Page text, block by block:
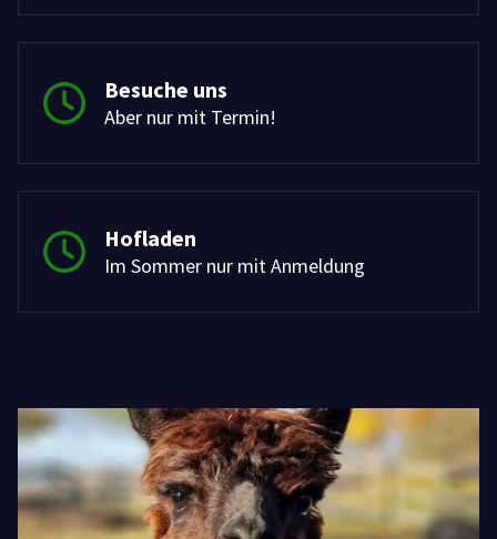
Besuche uns
Aber nur mit Termin!
Hofladen
Im Sommer nur mit Anmeldung